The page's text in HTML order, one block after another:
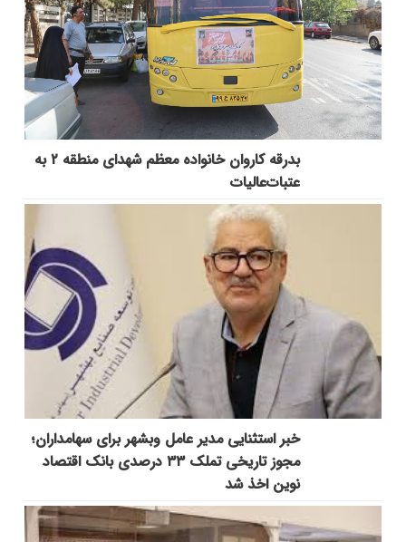
بدرقه کاروان خانواده معظم شهدای منطقه ۲ به
عتبات‌عالیات
خبر استثنایی مدیر عامل وبشهر برای سهامداران؛
مجوز تاریخی تملک ۳۳ درصدی بانک اقتصاد
نوین اخذ شد